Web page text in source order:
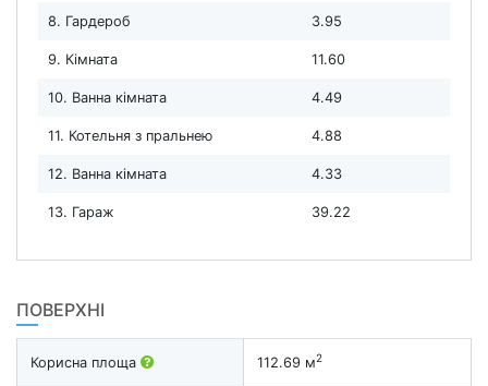
8. Гардероб 3.95
9. Кімната 11.60
10. Ванна кімната 4.49
11. Котельня з пральнею 4.88
12. Ванна кімната 4.33
13. Гараж 39.22
ПОВЕРХНІ
Корисна площа 112.69 м2